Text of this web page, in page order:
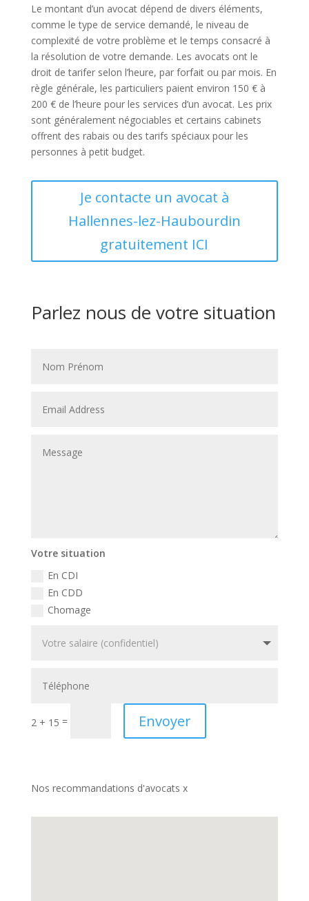
Le montant d’un avocat dépend de divers éléments,
comme le type de service demandé, le niveau de
complexité de votre problème et le temps consacré à
la résolution de votre demande. Les avocats ont le
droit de tarifer selon l’heure, par forfait ou par mois. En
règle générale, les particuliers paient environ 150 € à
200 € de l’heure pour les services d’un avocat. Les prix
sont généralement négociables et certains cabinets
offrent des rabais ou des tarifs spéciaux pour les
personnes à petit budget.
Je contacte un avocat à
Hallennes-lez-Haubourdin
gratuitement ICI
Parlez nous de votre situation
Votre situation
En CDI
En CDD
Chomage
2 + 15 = Envoyer
Nos recommandations d'avocats x